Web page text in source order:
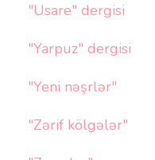
"Usare" dergisi
"Yarpuz" dergisi
"Yeni nəşrlər"
"Zərif kölgələr"